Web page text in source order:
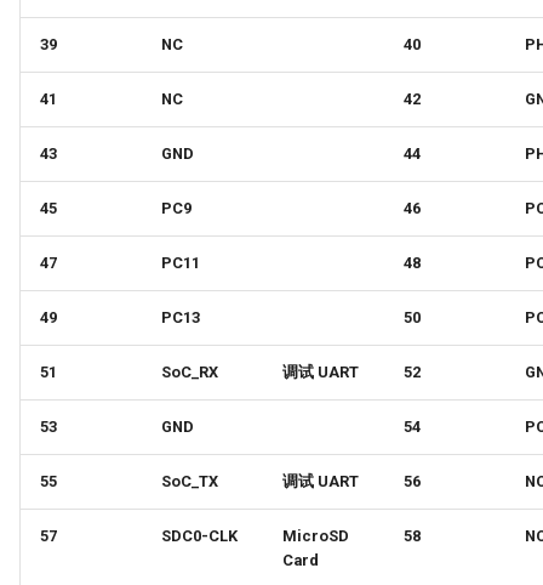
39 NC 40
41 NC 42
43 GND 44
45 PC9 46
47 PC11 48
49 PC13 50
51 SoC_RX 调试 UART 52
53 GND 54
55 SoC_TX 调试 UART 56
57 SDC0-CLK
MicroSD
Card
58